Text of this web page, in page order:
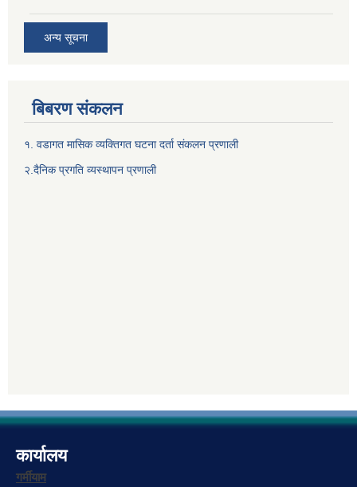
अन्य सूचना
बिबरण संकलन
१. वडागत मासिक व्यक्तिगत घटना दर्ता संकलन प्रणाली
२.दैनिक प्रगति व्यस्थापन प्रणाली
कार्यालय
गर्मीयाम